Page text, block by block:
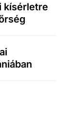
kísérletre